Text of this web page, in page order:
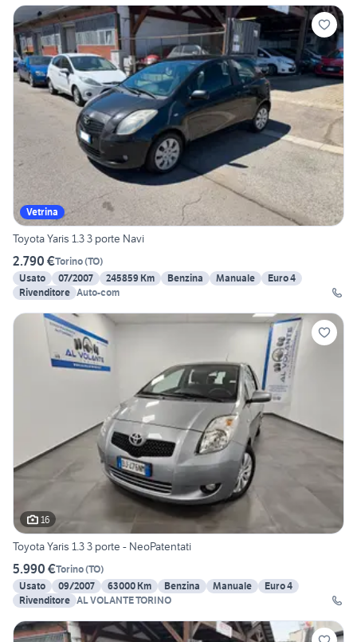
Vetrina
Toyota Yaris 1.3 3 porte Navi
2.790 €Torino(TO)
Usato
07/2007 245859 Km Benzina Manuale
Euro 4
Rivenditore Auto-com
16
Toyota Yaris 1.3 3 porte - NeoPatentati
5.990 €Torino(TO)
Usato
09/2007 63000 Km Benzina Manuale
Euro 4
Rivenditore AL VOLANTE TORINO